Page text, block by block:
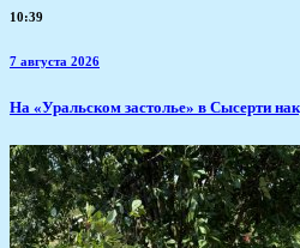
10:39
7 августа 2026
​На «Уральском застолье» в Сысерти